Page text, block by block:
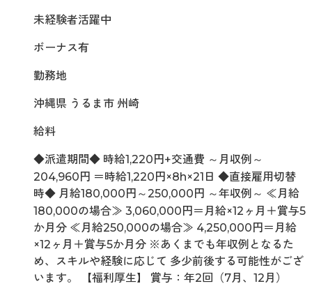
未経験者活躍中
ボーナス有
勤務地
沖縄県 うるま市 州崎
給料
◆派遣期間◆ 時給1,220円+交通費 ～月収例～
204,960円 ＝時給1,220円×8h×21日 ◆直接雇用切替
時◆ 月給180,000円～250,000円 ～年収例～ ≪月給
180,000の場合≫ 3,060,000円＝月給×12ヶ月＋賞与5
か月分 ≪月給250,000の場合≫ 4,250,000円＝月給
×12ヶ月＋賞与5か月分 ※あくまでも年収例となるた
め、スキルや経験に応じて 多少前後する可能性がござ
います。 【福利厚生】 賞与：年2回（7月、12月）